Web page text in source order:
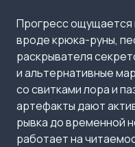
Прогресс ощущается
вроде крюка-руны,
раскрывателя
и альтернативные
со свитками лора и
артефакты дают
рывка до временной
работает на